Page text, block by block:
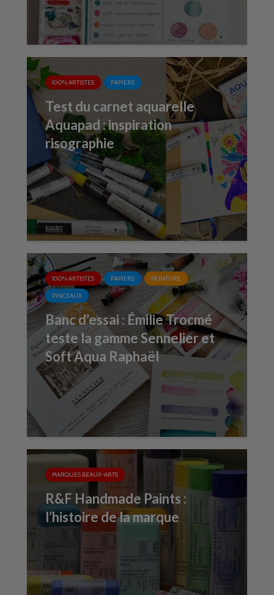
100% ARTISTES PAPIERS
Test du carnet aquarelle
Aquapad : inspiration
risographie
100% ARTISTES PAPIERS PEINTURE
PINCEAUX
Banc d’essai : Émilie Trocmé
teste la gamme Sennelier et
Soft Aqua Raphaël
MARQUES BEAUX-ARTS
R&F Handmade Paints :
l’histoire de la marque